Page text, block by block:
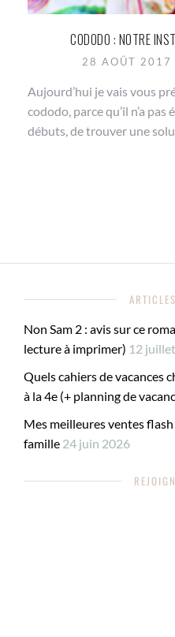
CODODO : NOTRE
28 AOÛT 2017
Aujourd’hui je vais vous
cododo, parce qu’il n’a
débuts, de trouver une
Non Sam 2 : avis sur ce
lecture à imprimer) 12
Quels cahiers de vacances
à la 4e (+ planning de
Mes meilleures ventes
famille 24 juin 2026